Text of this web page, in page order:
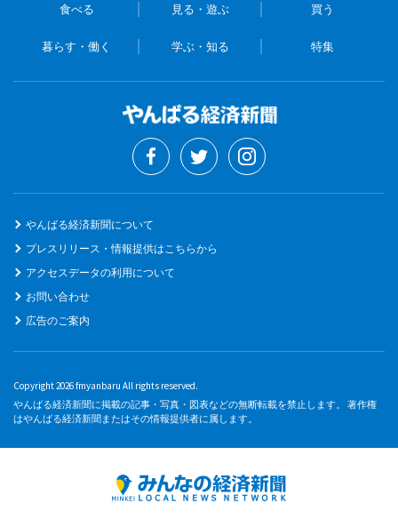
食べる 見る・遊ぶ 買う
暮らす・働く 学ぶ・知る 特集
やんばる経済新聞について
プレスリリース・情報提供はこちらから
アクセスデータの利用について
お問い合わせ
広告のご案内
Copyright 2026 fmyanbaru All rights reserved.
やんばる経済新聞に掲載の記事・写真・図表などの無断転載を禁止します。 著作権
はやんばる経済新聞またはその情報提供者に属します。